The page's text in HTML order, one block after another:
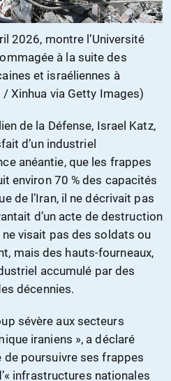
2026, montre l’Université
à la suite des
et israéliennes à
/ Xinhua via Getty Images)
de la Défense, Israel Katz,
d’un industriel
anéantie, que les frappes
environ 70 % des capacités
de l’Iran, il ne décrivait pas
d’un acte de destruction
visait pas des soldats ou
mais des hauts-fourneaux,
accumulé par des
décennies.
sévère aux secteurs
iraniens », a déclaré
de poursuivre ses frappes
infrastructures nationales